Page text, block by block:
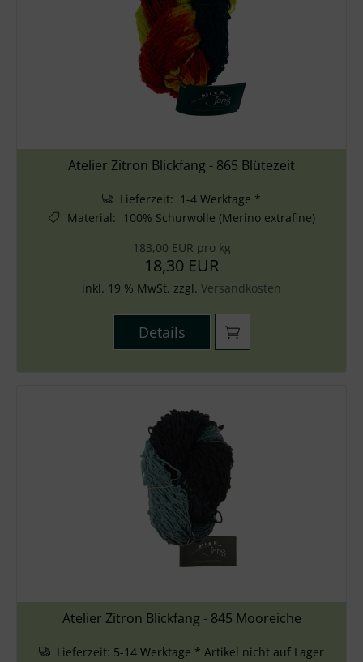
Atelier Zitron Blickfang - 865 Blütezeit
Lieferzeit: 1-4 Werktage *
Material: 100% Schurwolle (Merino extrafine)
183,00 EUR pro kg
18,30 EUR
inkl. 19 % MwSt. zzgl. Versandkosten
Details
Atelier Zitron Blickfang - 845 Mooreiche
Lieferzeit: 5-14 Werktage * Artikel nicht auf Lager